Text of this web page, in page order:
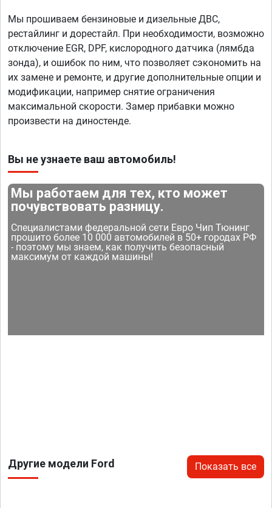
Мы прошиваем бензиновые и дизельные ДВС,
рестайлинг и дорестайл. При необходимости, возможно
отключение EGR, DPF, кислородного датчика (лямбда
зонда), и ошибок по ним, что позволяет сэкономить на
их замене и ремонте, и другие дополнительные опции и
модификации, например снятие ограничения
максимальной скорости. Замер прибавки можно
произвести на диностенде.
Вы не узнаете ваш автомобиль!
Мы работаем для тех, кто может
почувствовать разницу.
Специалистами федеральной сети Евро Чип Тюнинг
прошито более 10 000 автомобилей в 50+ городах РФ
- поэтому мы знаем, как получить безопасный
максимум от каждой машины!
Другие модели Ford Показать все